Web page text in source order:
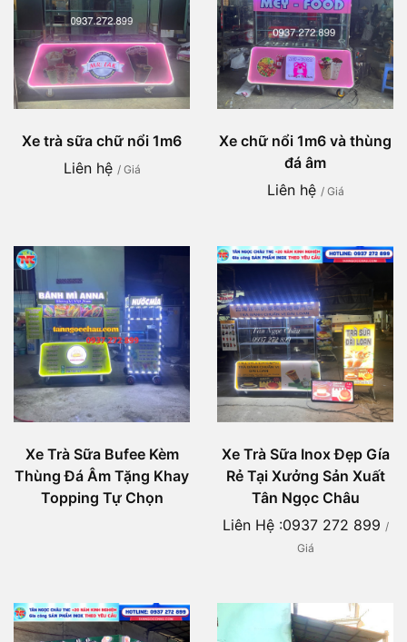
Xe trà sữa chữ nổi 1m6
Liên hệ / Giá
Xe chữ nổi 1m6 và thùng
đá âm
Liên hệ / Giá
Xe Trà Sữa Bufee Kèm
Thùng Đá Âm Tặng Khay
Topping Tự Chọn
Xe Trà Sữa Inox Đẹp Gía
Rẻ Tại Xưởng Sản Xuất
Tân Ngọc Châu
Liên Hệ :0937 272 899 /
Giá